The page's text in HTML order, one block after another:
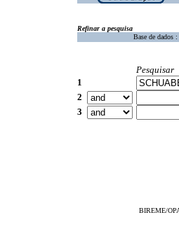
Refinar a pesquisa
Base de dados :
Pesquisar
1
2
3
BIREME/